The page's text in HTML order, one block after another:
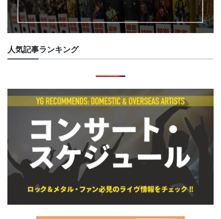
人気記事ランキング